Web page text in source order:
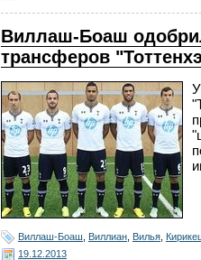
Виллаш-Боаш
трансферов
Виллаш-Боаш Виллиан Вилья
19.12.2013